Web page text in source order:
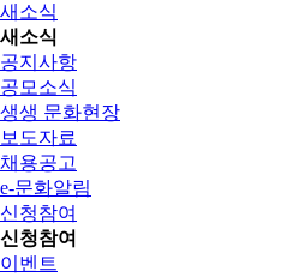
새소식
새소식
공지사항
공모소식
생생 문화현장
보도자료
채용공고
e-문화알림
신청참여
신청참여
이벤트